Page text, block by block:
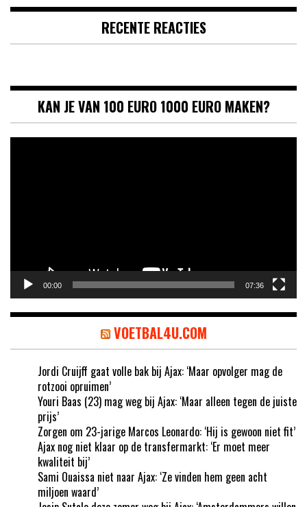
RECENTE REACTIES
KAN JE VAN 100 EURO 1000 EURO MAKEN?
00:00 07:36
VOETBAL4U.COM
Jordi Cruijff gaat volle bak bij Ajax: ‘Maar opvolger mag de
rotzooi opruimen’
Youri Baas (23) mag weg bij Ajax: ‘Maar alleen tegen de juiste
prijs’
Zorgen om 23-jarige Marcos Leonardo: ‘Hij is gewoon niet fit’
Ajax nog niet klaar op de transfermarkt: ‘Er moet meer
kwaliteit bij’
Sami Ouaissa niet naar Ajax: ‘Ze vinden hem geen acht
miljoen waard’